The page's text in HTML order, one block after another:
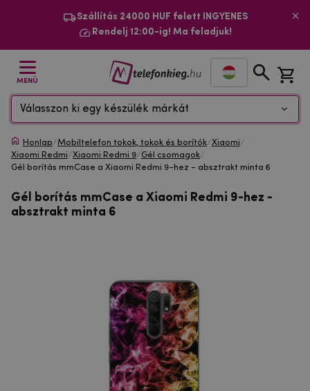
Szállítás 24000 HUF felett INGYENES
Rendelj 12:00-ig! Ma feladjuk!
MENÜ
Válasszon ki egy készülék márkát
Honlap/Mobiltelefon tokok, tokok és borítók/Xiaomi/
Xiaomi Redmi/Xiaomi Redmi 9/Gél csomagok/
Gél borítás mmCase a Xiaomi Redmi 9-hez - absztrakt minta 6
Gél borítás mmCase a Xiaomi Redmi 9-hez -
absztrakt minta 6